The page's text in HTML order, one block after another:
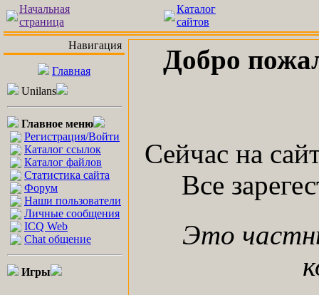
Начальная
страница
Каталог
сайтов
Навигация
Главная
Unilans
Главное меню
Регистрация/Войти
Каталог ссылок
Каталог файлов
Статистика сайта
Форум
Наши пользователи
Личные сообщения
ICQ Web
Chat общение
Игры
Добро
Сейчас на
Все
Это